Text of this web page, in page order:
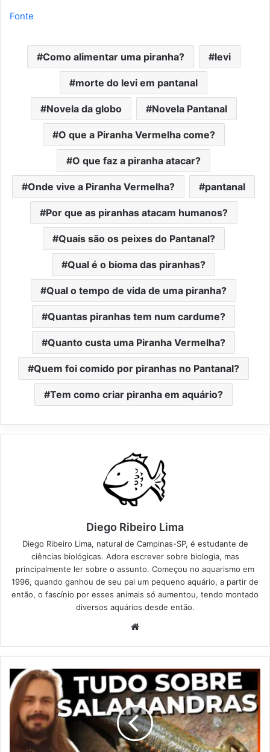
Fonte
Como alimentar uma piranha? levi
morte do levi em pantanal
Novela da globo Novela Pantanal
O que a Piranha Vermelha come?
O que faz a piranha atacar?
Onde vive a Piranha Vermelha? pantanal
Por que as piranhas atacam humanos?
Quais são os peixes do Pantanal?
Qual é o bioma das piranhas?
Qual o tempo de vida de uma piranha?
Quantas piranhas tem num cardume?
Quanto custa uma Piranha Vermelha?
Quem foi comido por piranhas no Pantanal?
Tem como criar piranha em aquário?
Diego Ribeiro Lima
Diego Ribeiro Lima, natural de Campinas-SP, é estudante de
ciências biológicas. Adora escrever sobre biologia, mas
principalmente ler sobre o assunto. Começou no aquarismo em
1996, quando ganhou de seu pai um pequeno aquário, a partir de
então, o fascínio por esses animais só aumentou, tendo montado
diversos aquários desde então.
Website